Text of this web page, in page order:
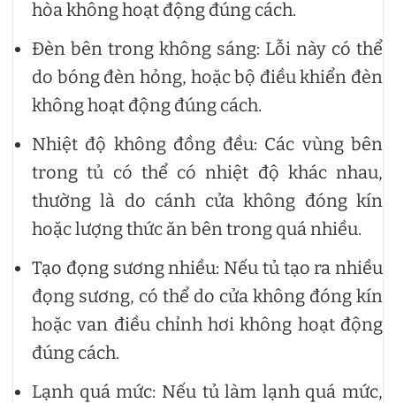
hòa không hoạt động đúng cách.
Đèn bên trong không sáng: Lỗi này có thể
do bóng đèn hỏng, hoặc bộ điều khiển đèn
không hoạt động đúng cách.
Nhiệt độ không đồng đều: Các vùng bên
trong tủ có thể có nhiệt độ khác nhau,
thường là do cánh cửa không đóng kín
hoặc lượng thức ăn bên trong quá nhiều.
Tạo đọng sương nhiều: Nếu tủ tạo ra nhiều
đọng sương, có thể do cửa không đóng kín
hoặc van điều chỉnh hơi không hoạt động
đúng cách.
Lạnh quá mức: Nếu tủ làm lạnh quá mức,